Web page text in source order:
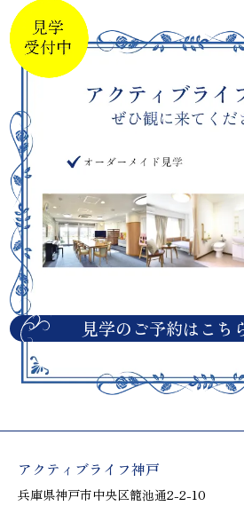
見学のご予約はこち
アクティブライフ神戸
兵庫県神戸市中央区籠池通2-2-10